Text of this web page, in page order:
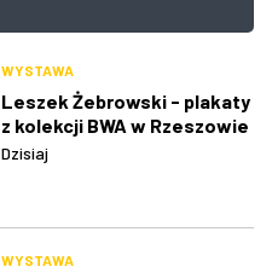
WYSTAWA
Leszek Żebrowski - plakaty
z kolekcji BWA w Rzeszowie
Dzisiaj
WYSTAWA